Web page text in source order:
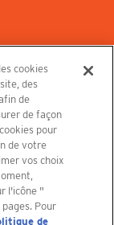
!
Contactez-nous :
légales
et Charte
cookies
des
de
de façon
pour
de votre
vos choix
l'icône "
Pour
de